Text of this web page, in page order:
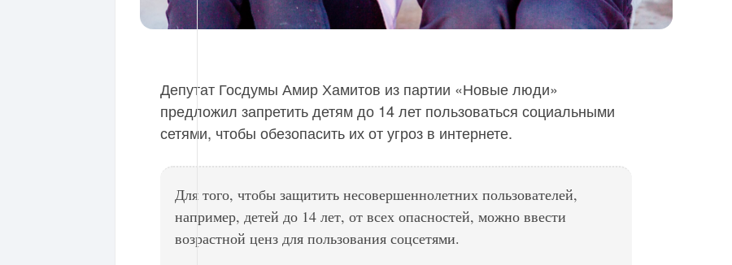
Депутат Госдумы Амир Хамитов из партии «Новые люди»
предложил запретить детям до 14 лет пользоваться социальными
сетями, чтобы обезопасить их от угроз в интернете.
Для того, чтобы защитить несовершеннолетних пользователей,
например, детей до 14 лет, от всех опасностей, можно ввести
возрастной ценз для пользования соцсетями.